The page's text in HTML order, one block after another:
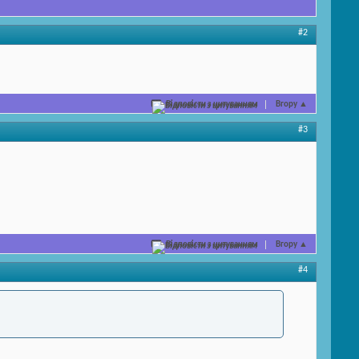
#2
Відповісти з цитуванням Вгору ▲
#3
Відповісти з цитуванням Вгору ▲
#4